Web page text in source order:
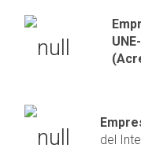
del